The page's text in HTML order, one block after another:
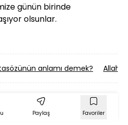
günün birinde
olsunlar.
anlamı demek?
Paylaş Favoriler